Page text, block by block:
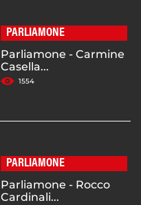
PARLIAMONE
Parliamone - Carmine
Casella...
1554
PARLIAMONE
Parliamone - Rocco
Cardinali...